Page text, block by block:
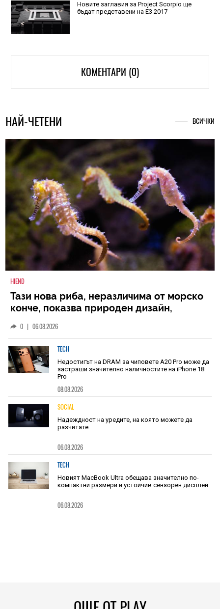
Новите заглавия за Project Scorpio ще
бъдат представени на Е3 2017
КОМЕНТАРИ (0)
НАЙ-ЧЕТЕНИ ВСИЧКИ
HIEND
Тази нова риба, неразличима от морско
конче, показва природен дизайн,
0 | 06.08.2026
TECH
Недостигът на DRAM за чиповете A20 Pro може да
застраши значително наличностите на iPhone 18
Pro
08.08.2026
SOCIAL
Надеждност на уредите, на която можете да
разчитате
06.08.2026
TECH
Новият MacBook Ultra обещава значително по-
компактни размери и устойчив сензорен дисплей
06.08.2026